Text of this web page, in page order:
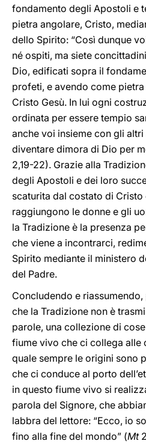
fondamento degli Apostoli e
pietra angolare, Cristo,
dello Spirito: “Così dunque
né ospiti, ma siete
Dio, edificati sopra il
profeti, e avendo come
Cristo Gesù. In lui ogni
ordinata per essere tempio
anche voi insieme con gli
diventare dimora di Dio per
2,19-22). Grazie alla
degli Apostoli e dei loro
scaturita dal costato di Cristo
raggiungono le donne e gli
la Tradizione è la presenza
che viene a incontrarci,
Spirito mediante il ministero
del Padre.
Concludendo e
che la Tradizione non è
parole, una collezione di
fiume vivo che ci collega alle
quale sempre le origini sono
che ci conduce al porto
in questo fiume vivo si
parola del Signore, che
labbra del lettore: “Ecco, io
fino alla fine del mondo” (Mt